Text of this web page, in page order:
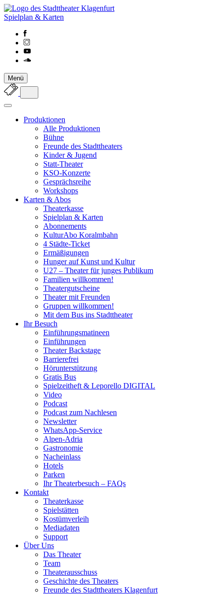
Spielplan & Karten
Menü
Produktionen
Alle Produktionen
Bühne
Freunde des Stadttheaters
Kinder & Jugend
Statt-Theater
KSO-Konzerte
Gesprächsreihe
Workshops
Karten & Abos
Theaterkasse
Spielplan & Karten
Abonnements
KulturAbo Koralmbahn
4 Städte-Ticket
Ermäßigungen
Hunger auf Kunst und Kultur
U27 – Theater für junges Publikum
Familien willkommen!
Theatergutscheine
Theater mit Freunden
Gruppen willkommen!
Mit dem Bus ins Stadttheater
Ihr Besuch
Einführungsmatineen
Einführungen
Theater Backstage
Barrierefrei
Hörunterstützung
Gratis Bus
Spielzeitheft & Leporello DIGITAL
Video
Podcast
Podcast zum Nachlesen
Newsletter
WhatsApp-Service
Alpen-Adria
Gastronomie
Nacheinlass
Hotels
Parken
Ihr Theaterbesuch – FAQs
Kontakt
Theaterkasse
Spielstätten
Kostümverleih
Mediadaten
Support
Über Uns
Das Theater
Team
Theaterausschuss
Geschichte des Theaters
Freunde des Stadttheaters Klagenfurt